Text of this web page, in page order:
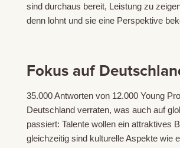
sind durchaus bereit, Leistung zu
denn lohnt und sie eine Perspektive
Fokus auf
35.000 Antworten von 12.000 Young
Deutschland verraten, was auch auf
passiert: Talente wollen ein attraktives
gleichzeitig sind kulturelle Aspekte wie